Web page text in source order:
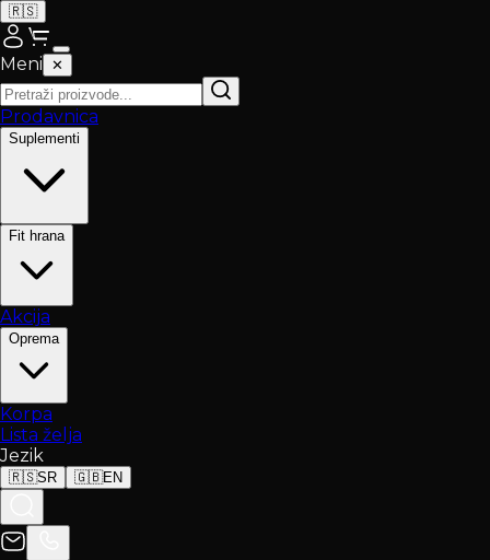
🇷🇸
Meni ✕
Prodavnica
Suplementi
Fit hrana
Akcija
Oprema
Korpa
Lista želja
Jezik
🇷🇸SR 🇬🇧EN